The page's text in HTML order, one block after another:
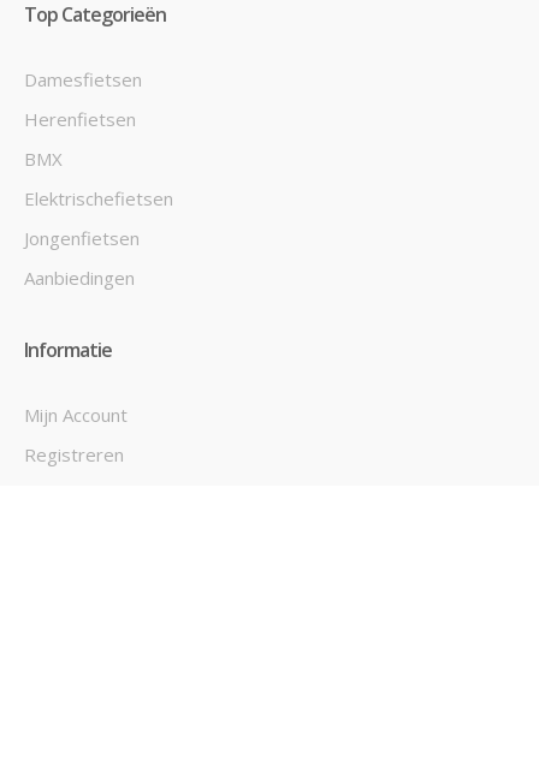
Top Categorieën
Damesfietsen
Herenfietsen
BMX
Elektrischefietsen
Jongenfietsen
Aanbiedingen
Informatie
Mijn Account
Registreren